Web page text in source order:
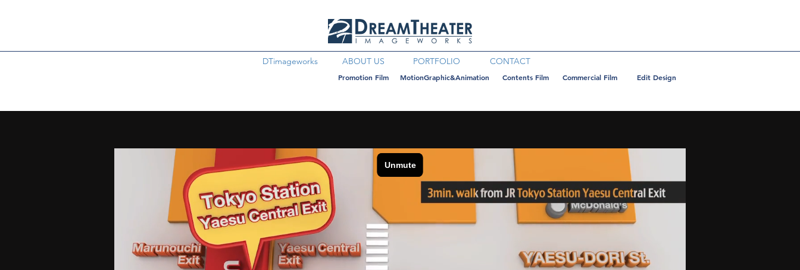
DTimageworks ABOUT US PORTFOLIO CONTACT
Promotion Film MotionGraphic&Animation Contents Film Commercial Film Edit Design